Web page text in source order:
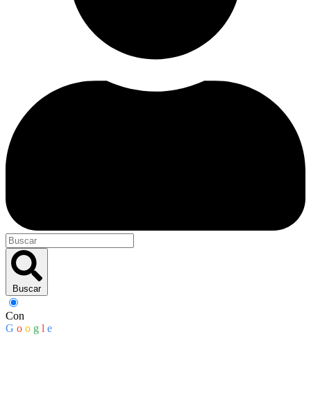
Buscar
Con
G o o g l e